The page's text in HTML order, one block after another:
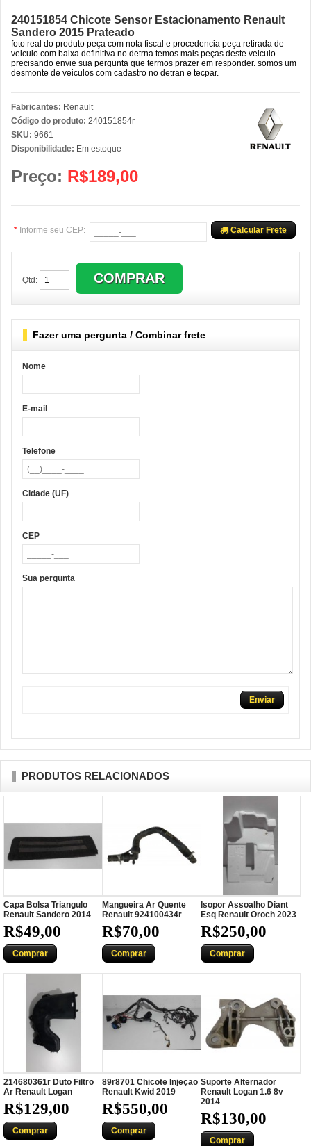
240151854 Chicote Sensor Estacionamento Renault
Sandero 2015 Prateado
foto real do produto peça com nota fiscal e procedencia peça retirada de
veiculo com baixa definitiva no detrna temos mais peças deste veiculo
precisando envie sua pergunta que termos prazer em responder. somos um
desmonte de veiculos com cadastro no detran e tecpar.
Fabricantes: Renault
Código do produto: 240151854r
SKU: 9661
Disponibilidade: Em estoque
Preço: R$189,00
* Informe seu CEP: Calcular Frete
Qtd:
Fazer uma pergunta / Combinar frete
Nome
E-mail
Telefone
Cidade (UF)
CEP
Sua pergunta
Enviar
PRODUTOS RELACIONADOS
Capa Bolsa Triangulo
Renault Sandero 2014
R$49,00
Comprar
Mangueira Ar Quente
Renault 924100434r
R$70,00
Comprar
Isopor Assoalho Diant
Esq Renault Oroch 2023
R$250,00
Comprar
214680361r Duto Filtro
Ar Renault Logan
R$129,00
Comprar
89r8701 Chicote Injeçao
Renault Kwid 2019
R$550,00
Comprar
Suporte Alternador
Renault Logan 1.6 8v
2014
R$130,00
Comprar